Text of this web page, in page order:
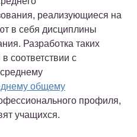
реализующиеся на
в себя дисциплины
Разработка таких
соответствии с
общему
профиля,
учащихся.